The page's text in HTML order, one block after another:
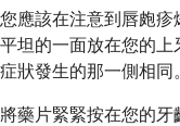
您應該在注意到唇皰
平坦的一面放在您的上
症狀發生的那一側相同
將藥片緊緊按在您的牙